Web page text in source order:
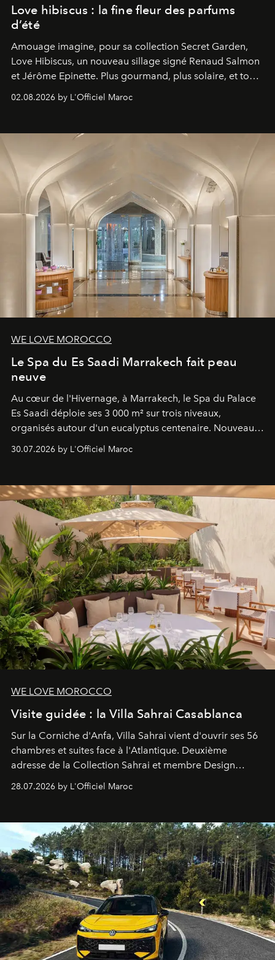
Love hibiscus : la fine fleur des parfums
d’été
Amouage imagine, pour sa collection Secret Garden,
Love Hibiscus, un nouveau sillage signé Renaud Salmon
et Jérôme Epinette. Plus gourmand, plus solaire, et tout
à fait irrésistible.
02.08.2026 by L'Officiel Maroc
WE LOVE MOROCCO
Le Spa du Es Saadi Marrakech fait peau
neuve
Au cœur de l'Hivernage, à Marrakech, le Spa du Palace
Es Saadi déploie ses 3 000 m² sur trois niveaux,
organisés autour d'un eucalyptus centenaire. Nouveau
Lobby Bien-Être et Beauté, exclusivité mondiale en
neuro-cosmétique, parcours thermal et studio dédié au
entièreté, entre science des émotions et rituels
reposants.
30.07.2026 by L'Officiel Maroc
WE LOVE MOROCCO
Visite guidée : la Villa Sahrai Casablanca
Sur la Corniche d'Anfa, Villa Sahrai vient d'ouvrir ses 56
chambres et suites face à l'Atlantique. Deuxième
adresse de la Collection Sahrai et membre Design
Hotels, ce boutique-hôtel cinq étoiles signé Christophe
Pillet promet un lieu de vie complet. On y a déjeuné…
28.07.2026 by L'Officiel Maroc